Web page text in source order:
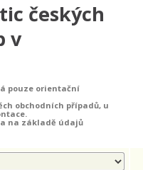
českých
v
pouze orientační
obchodních případů, u
na základě údajů